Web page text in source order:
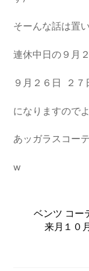
そーんな話は置
連休中日の９月
９月２６日 ２７
になりますので
あッガラスコー
w
ベンツ コー
来月１０